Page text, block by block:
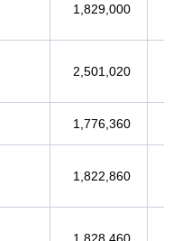
1,829,000
2,501,020
1,776,360
1,822,860